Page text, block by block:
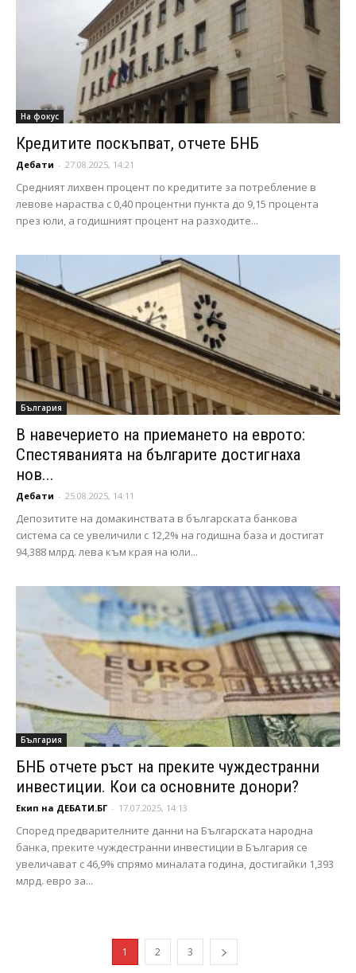
На фокус
Кредитите поскъпват, отчете БНБ
Дебати - 27.08.2025, 14:21
Средният лихвен процент по кредитите за потребление в
левове нараства с 0,40 процентни пункта до 9,15 процента
през юли, а годишният процент на разходите...
България
В навечерието на приемането на еврото:
Спестяванията на българите достигнаха
нов...
Дебати - 25.08.2025, 14:11
Депозитите на домакинствата в българската банкова
система са се увеличили с 12,2% на годишна база и достигат
94,388 млрд. лева към края на юли...
България
БНБ отчете ръст на преките чуждестранни
инвестиции. Кои са основните донори?
Екип на ДЕБАТИ.БГ - 17.07.2025, 14:13
Според предварителните данни на Българската народна
банка, преките чуждестранни инвестиции в България се
увеличават с 46,9% спрямо миналата година, достигайки 1,393
млрд. евро за...
1 2 3